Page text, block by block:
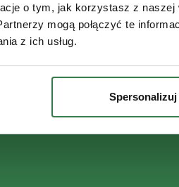
o tym, jak korzystasz z
mogą połączyć te
z ich usług.
Spersonalizuj